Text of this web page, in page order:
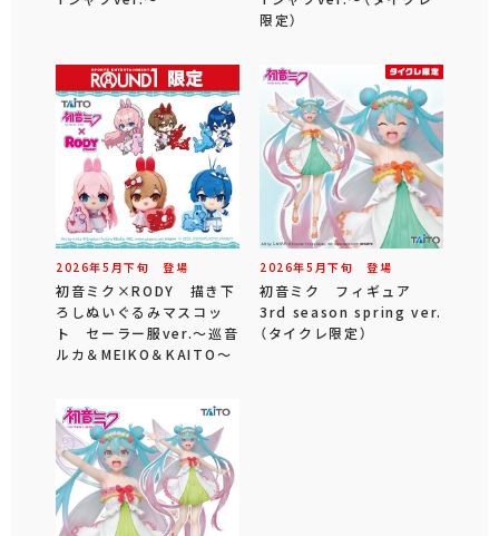
限定）
2026年5 月下旬 登場
初音ミク×RODY 描き下
ろしぬいぐるみマスコッ
ト セーラー服ver.～巡音
ルカ＆MEIKO＆KAITO～
2026年5 月下旬 登場
初音ミク フィギュア
3rd season spring ver.
（タイクレ限定）